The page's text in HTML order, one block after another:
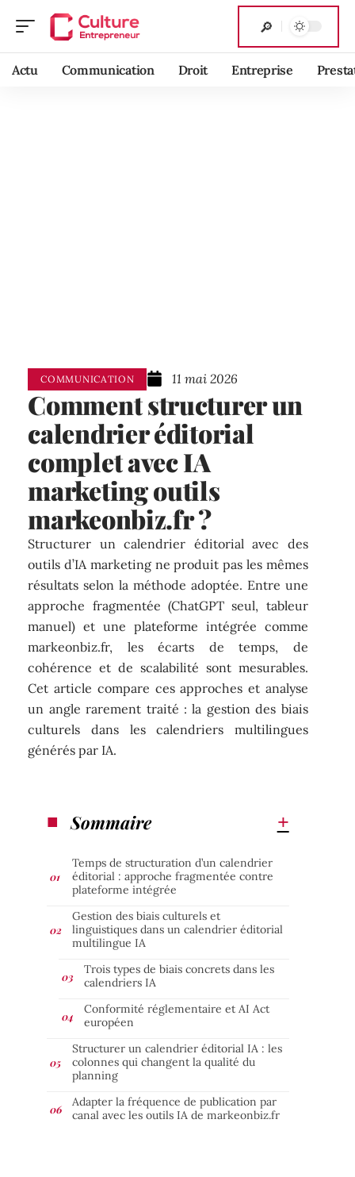
Actu Communication Droit Entreprise
COMMUNICATION 11 mai 2026
Comment structurer un
calendrier éditorial
complet avec IA
marketing outils
markeonbiz.fr ?
Structurer un calendrier éditorial avec des
outils d’IA marketing ne produit pas les mêmes
résultats selon la méthode adoptée. Entre une
approche fragmentée (ChatGPT seul, tableur
manuel) et une plateforme intégrée comme
markeonbiz.fr, les écarts de temps, de
cohérence et de scalabilité sont mesurables.
Cet article compare ces approches et analyse
un angle rarement traité : la gestion des biais
culturels dans les calendriers multilingues
générés par IA.
Sommaire
Temps de structuration d’un calendrier
éditorial : approche fragmentée contre
plateforme intégrée
Gestion des biais culturels et
linguistiques dans un calendrier éditorial
multilingue IA
Trois types de biais concrets dans les
calendriers IA
Conformité réglementaire et AI Act
européen
Structurer un calendrier éditorial IA : les
colonnes qui changent la qualité du
planning
Adapter la fréquence de publication par
canal avec les outils IA de markeonbiz.fr